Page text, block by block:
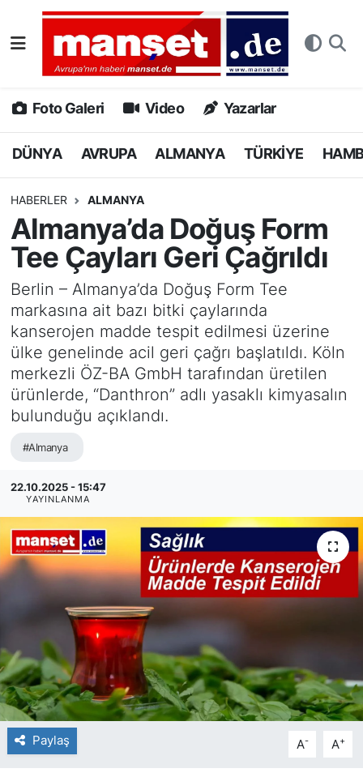
Foto Galeri Video Yazarlar
DÜNYA AVRUPA ALMANYA TÜRKİYE
HABERLER ALMANYA
Almanya’da Doğuş Form
Tee Çayları Geri Çağrıldı
Berlin – Almanya’da Doğuş Form Tee
markasına ait bazı bitki çaylarında
kanserojen madde tespit edilmesi üzerine
ülke genelinde acil geri çağrı başlatıldı. Köln
merkezli ÖZ-BA GmbH tarafından üretilen
ürünlerde, “Danthron” adlı yasaklı kimyasalın
bulunduğu açıklandı.
#Almanya
22.10.2025 - 15:47
YAYINLANMA
Paylaş A- A+
DÜNYA
AVRUPA
ALMANYA
HAMBURG
SPOR
DEUTSCH
EKONOMİ
SİYASET
Nöbetçi Eczaneler
Hava Durumu
Namaz Vakitleri
Puan Durumu ve Fikstür
Tüm Manşetler
Son Dakika Haberleri
Haber Arşivi